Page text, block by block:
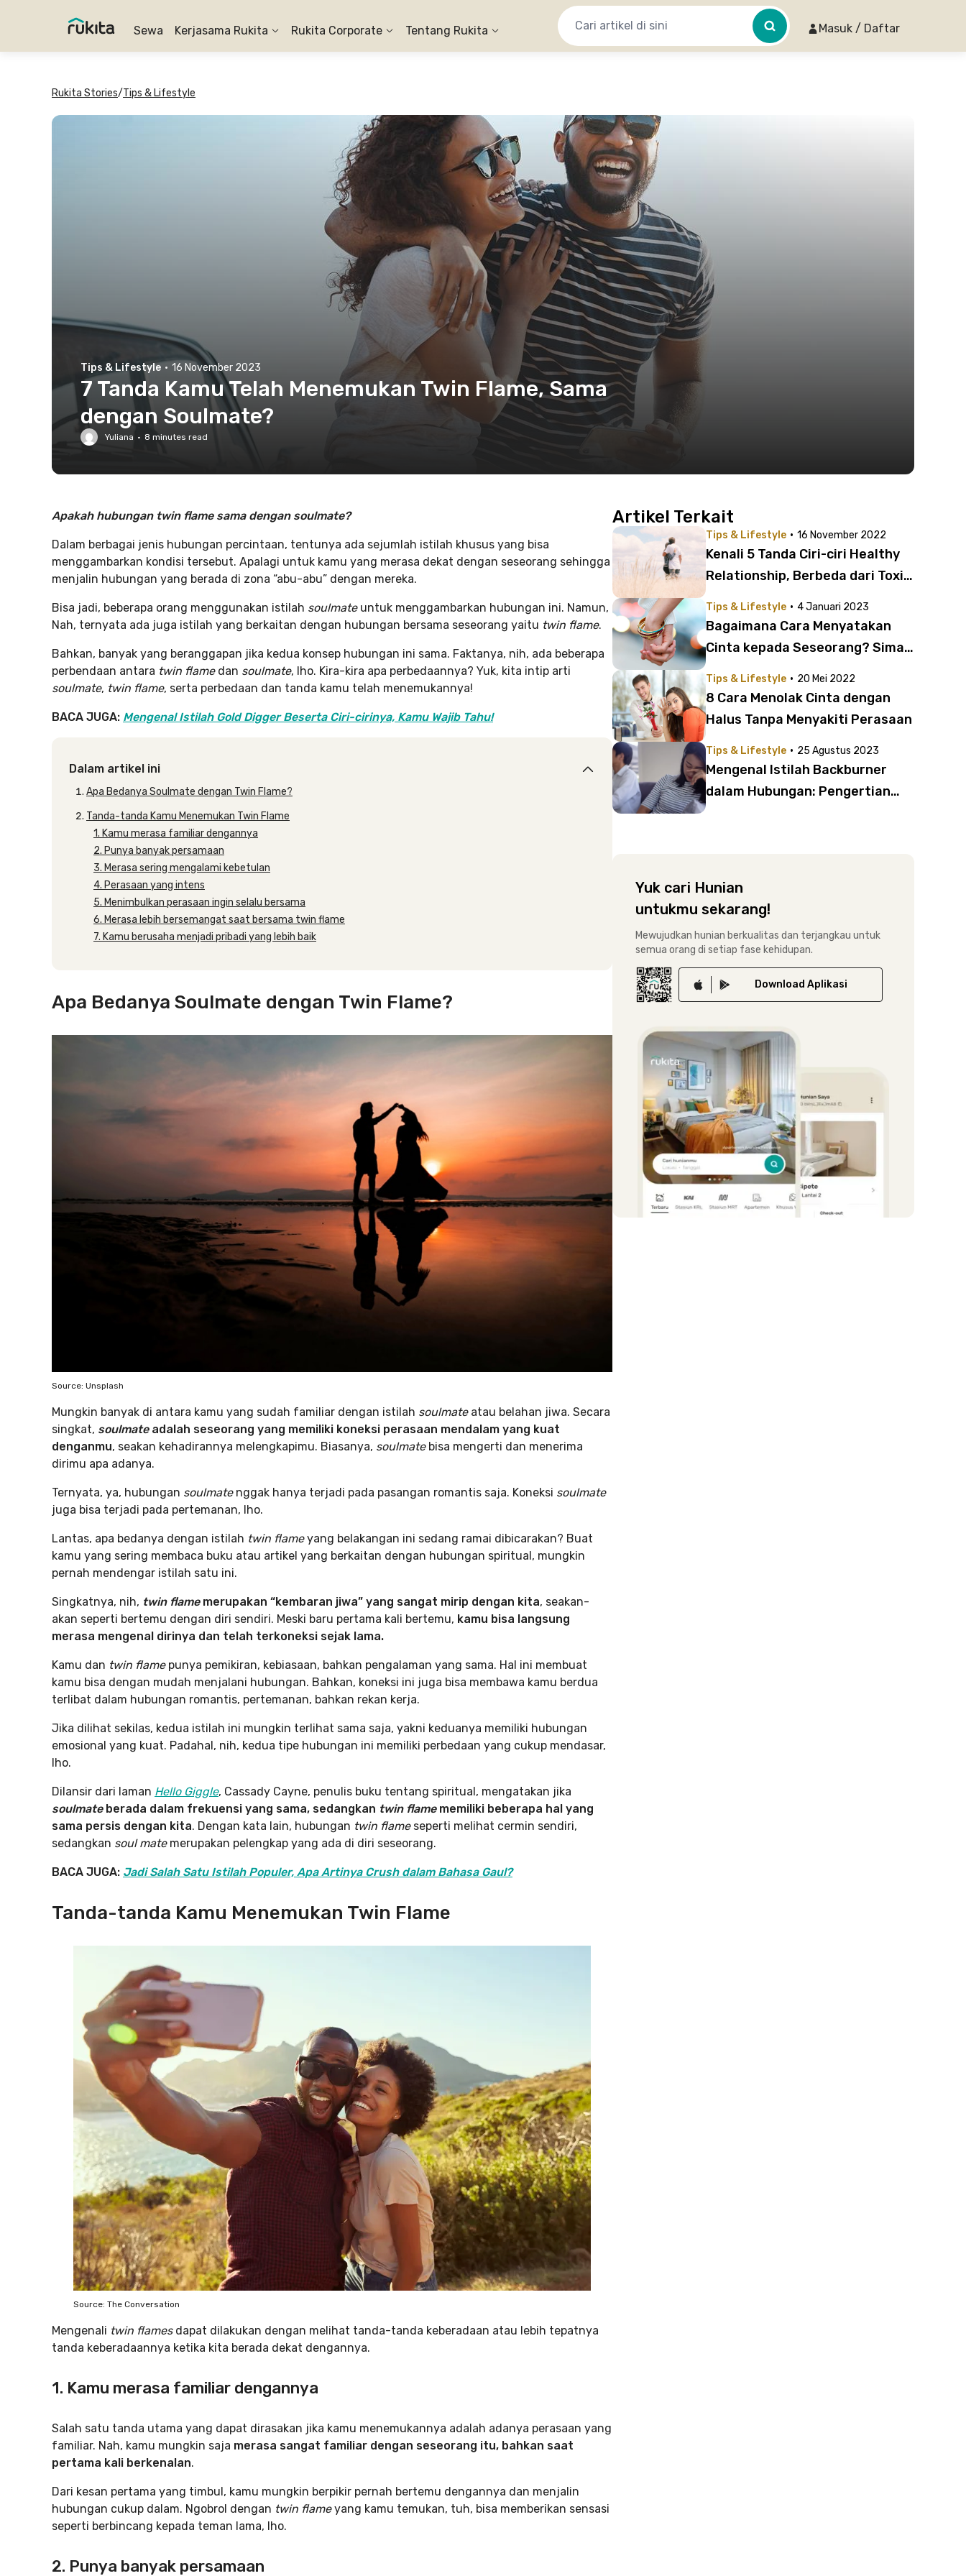
Sewa Kerjasama Rukita Rukita Corporate Tentang Rukita Masuk / Daftar
Rukita Stories/Tips & Lifestyle
Tips & Lifestyle · 16 November 2023
7 Tanda Kamu Telah Menemukan Twin Flame, Sama
dengan Soulmate?
Yuliana · 8 minutes read
Apakah hubungan twin flame sama dengan soulmate?
Dalam berbagai jenis hubungan percintaan, tentunya ada sejumlah istilah khusus yang bisa
menggambarkan kondisi tersebut. Apalagi untuk kamu yang merasa dekat dengan seseorang sehingga
menjalin hubungan yang berada di zona “abu-abu” dengan mereka.
Bisa jadi, beberapa orang menggunakan istilah soulmate untuk menggambarkan hubungan ini. Namun,
Nah, ternyata ada juga istilah yang berkaitan dengan hubungan bersama seseorang yaitu twin flame.
Bahkan, banyak yang beranggapan jika kedua konsep hubungan ini sama. Faktanya, nih, ada beberapa
perbendaan antara twin flamedan soulmate, lho. Kira-kira apa perbedaannya? Yuk, kita intip arti
soulmate, twin flame, serta perbedaan dan tanda kamu telah menemukannya!
BACA JUGA: Mengenal Istilah Gold Digger Beserta Ciri-cirinya, Kamu Wajib Tahu!
Dalam artikel ini
Apa Bedanya Soulmate dengan Twin Flame?
Tanda-tanda Kamu Menemukan Twin Flame
1. Kamu merasa familiar dengannya
2. Punya banyak persamaan
3. Merasa sering mengalami kebetulan
4. Perasaan yang intens
5. Menimbulkan perasaan ingin selalu bersama
6. Merasa lebih bersemangat saat bersama twin flame
7. Kamu berusaha menjadi pribadi yang lebih baik
Apa Bedanya Soulmate dengan Twin Flame?
Source: Unsplash
Mungkin banyak di antara kamu yang sudah familiar dengan istilah soulmateatau belahan jiwa. Secara
singkat, soulmateadalah seseorang yang memiliki koneksi perasaan mendalam yang kuat
denganmu, seakan kehadirannya melengkapimu. Biasanya, soulmatebisa mengerti dan menerima
dirimu apa adanya.
Ternyata, ya, hubungan soulmate nggak hanya terjadi pada pasangan romantis saja. Koneksi soulmate
juga bisa terjadi pada pertemanan, lho.
Lantas, apa bedanya dengan istilah twin flameyang belakangan ini sedang ramai dibicarakan? Buat
kamu yang sering membaca buku atau artikel yang berkaitan dengan hubungan spiritual, mungkin
pernah mendengar istilah satu ini.
Singkatnya, nih, twin flamemerupakan “kembaran jiwa” yang sangat mirip dengan kita, seakan-
akan seperti bertemu dengan diri sendiri. Meski baru pertama kali bertemu, kamu bisa langsung
merasa mengenal dirinya dan telah terkoneksi sejak lama.
Kamu dan twin flamepunya pemikiran, kebiasaan, bahkan pengalaman yang sama. Hal ini membuat
kamu bisa dengan mudah menjalani hubungan. Bahkan, koneksi ini juga bisa membawa kamu berdua
terlibat dalam hubungan romantis, pertemanan, bahkan rekan kerja.
Jika dilihat sekilas, kedua istilah ini mungkin terlihat sama saja, yakni keduanya memiliki hubungan
emosional yang kuat. Padahal, nih, kedua tipe hubungan ini memiliki perbedaan yang cukup mendasar,
lho.
Dilansir dari laman Hello Giggle, Cassady Cayne, penulis buku tentang spiritual, mengatakan jika
soulmate berada dalam frekuensi yang sama, sedangkan twin flamememiliki beberapa hal yang
sama persis dengan kita. Dengan kata lain, hubungan twin flameseperti melihat cermin sendiri,
sedangkan soul matemerupakan pelengkap yang ada di diri seseorang.
BACA JUGA: Jadi Salah Satu Istilah Populer, Apa Artinya Crush dalam Bahasa Gaul?
Tanda-tanda Kamu Menemukan Twin Flame
Source: The Conversation
Mengenali twin flamesdapat dilakukan dengan melihat tanda-tanda keberadaan atau lebih tepatnya
tanda keberadaannya ketika kita berada dekat dengannya.
1. Kamu merasa familiar dengannya
Salah satu tanda utama yang dapat dirasakan jika kamu menemukannya adalah adanya perasaan yang
familiar. Nah, kamu mungkin saja merasa sangat familiar dengan seseorang itu, bahkan saat
pertama kali berkenalan.
Dari kesan pertama yang timbul, kamu mungkin berpikir pernah bertemu dengannya dan menjalin
hubungan cukup dalam. Ngobrol dengan twin flameyang kamu temukan, tuh, bisa memberikan sensasi
seperti berbincang kepada teman lama, lho.
2. Punya banyak persamaan
Artikel Terkait
Tips & Lifestyle · 16 November 2022
Kenali 5 Tanda Ciri-ciri Healthy
Relationship, Berbeda dari Toxic
Tips & Lifestyle · 4 Januari 2023
Bagaimana Cara Menyatakan
Cinta kepada Seseorang? Simak
Tips & Lifestyle · 20 Mei 2022
8 Cara Menolak Cinta dengan
Halus Tanpa Menyakiti Perasaan
Tips & Lifestyle · 25 Agustus 2023
Mengenal Istilah Backburner
dalam Hubungan: Pengertian
Yuk cari Hunian
untukmu sekarang!
Mewujudkan hunian berkualitas dan terjangkau untuk
semua orang di setiap fase kehidupan.
Download Aplikasi